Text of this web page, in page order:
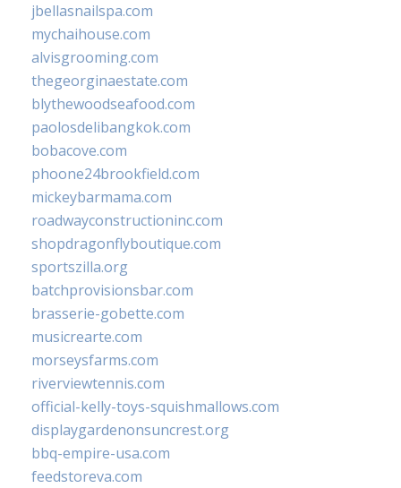
jbellasnailspa.com
mychaihouse.com
alvisgrooming.com
thegeorginaestate.com
blythewoodseafood.com
paolosdelibangkok.com
bobacove.com
phoone24brookfield.com
mickeybarmama.com
roadwayconstructioninc.com
shopdragonflyboutique.com
sportszilla.org
batchprovisionsbar.com
brasserie-gobette.com
musicrearte.com
morseysfarms.com
riverviewtennis.com
official-kelly-toys-squishmallows.com
displaygardenonsuncrest.org
bbq-empire-usa.com
feedstoreva.com